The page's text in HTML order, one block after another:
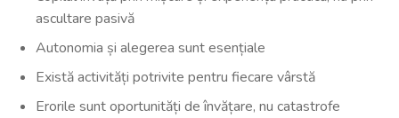
ascultare pasivă
Autonomia și alegerea sunt esențiale
Există activități potrivite pentru fiecare vârstă
Erorile sunt oportunități de învățare, nu catastrofe